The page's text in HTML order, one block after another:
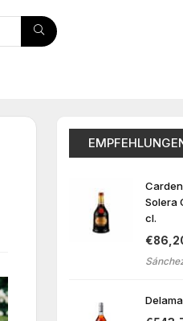
Solera
cl.
€